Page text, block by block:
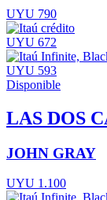
UYU 790
UYU 672
UYU 593
Disponible
LAS DOS
JOHN GRAY
UYU 1.100